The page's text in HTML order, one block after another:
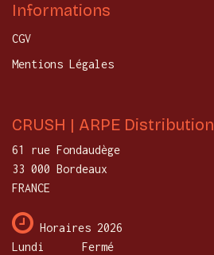
Informations
CGV
Mentions Légales
CRUSH | ARPE Distribution
61 rue Fondaudège
33 000 Bordeaux
FRANCE
Horaires 2026
Lundi
​Fermé